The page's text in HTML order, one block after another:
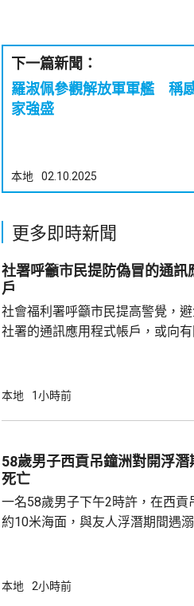
下一篇新聞：
羅淑佩參觀解放軍軍艦 稱
家強盛
本地 02.10.2025
更多即時新聞
社署呼籲市民提防偽冒的通訊
戶
社會福利署呼籲市民提高警覺，
社署的通訊應用程式帳戶，或向有
內的不明連結，以盗取市民的個人
本地 1小時前
58歲男子西貢吊鐘洲對開浮潛
死亡
一名58歲男子下午2時許，在西貢
約10米海面，與友人浮潛期間遇溺
確定。
本地 2小時前